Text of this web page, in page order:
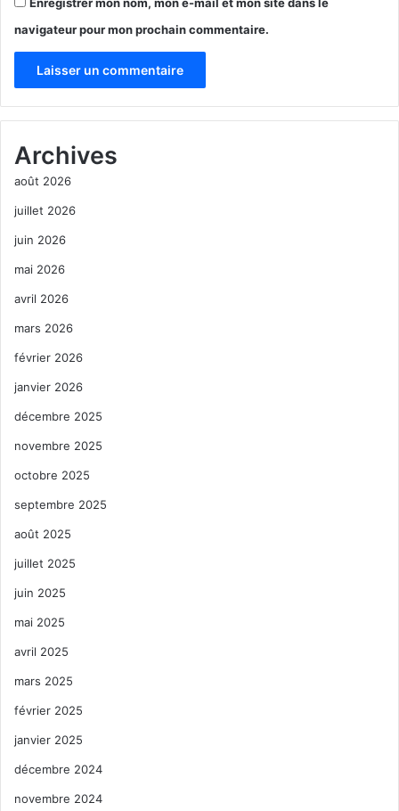
Enregistrer mon nom, mon e-mail et mon site dans le
navigateur pour mon prochain commentaire.
t
e
r
n
:
Archives
août 2026
juillet 2026
juin 2026
mai 2026
avril 2026
mars 2026
février 2026
janvier 2026
décembre 2025
novembre 2025
octobre 2025
septembre 2025
août 2025
juillet 2025
juin 2025
mai 2025
avril 2025
mars 2025
février 2025
janvier 2025
décembre 2024
novembre 2024